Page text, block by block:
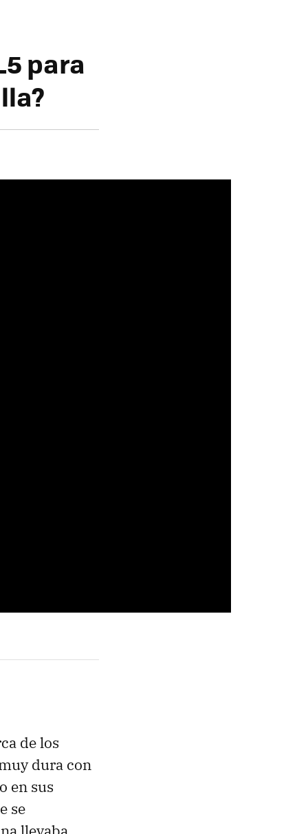
para
de los
dura con
en sus
se